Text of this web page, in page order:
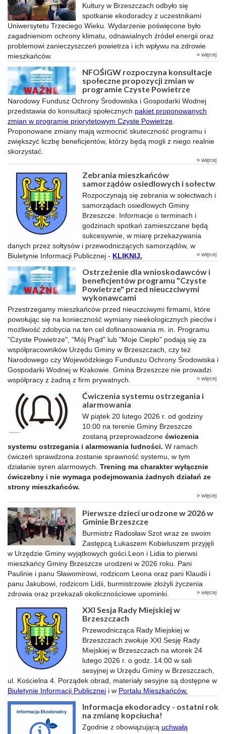
Kultury w Brzeszczach odbyło się
spotkanie ekodoradcy z uczestnikami
Uniwersytetu Trzeciego Wieku. Wydarzenie poświęcone było
zagadnieniom ochrony klimatu, odnawialnych źródeł energii oraz
problemowi zanieczyszczeń powietrza i ich wpływu na zdrowie
mieszkańców.
» więcej
NFOŚiGW rozpoczyna konsultacje
społeczne propozycji zmian w
programie Czyste Powietrze
Narodowy Fundusz Ochrony Środowiska i Gospodarki Wodnej
przedstawia do konsultacji społecznych pakiet proponowanych
zmian w programie priorytetowym Czyste Powietrze
Proponowane zmiany mają wzmocnić skuteczność programu i
zwiększyć liczbę beneficjentów, którzy będą mogli z niego realnie
skorzystać.
» więcej
Zebrania mieszkańców
samorządów osiedlowych i sołectw
Rozpoczynają się zebrania w sołectwach i
samorządach osiedlowych Gminy
Brzeszcze. Informacje o terminach i
godzinach spotkań zamieszczane będą
sukcesywnie, w miarę przekazywania
danych przez sołtysów i przewodniczących samorządów, w
Biuletynie Informacji Publicznej - KLIKNIJ. » więcej
Ostrzeżenie dla wnioskodawców i
beneficjentów programu "Czyste
Powietrze" przed nieuczciwymi
wykonawcami
Przestrzegamy mieszkańców przed nieuczciwymi firmami, które
powołując się na konieczność wymiany nieekologicznych pieców i
możliwość zdobycia na ten cel dofinansowania m. in. Programu
"Czyste Powietrze", "Mój Prąd" lub "Moje Ciepło" podają się za
współpracowników Urzędu Gminy w Brzeszczach, czy też
Narodowego czy Wojewódzkiego Funduszu Ochrony Środowiska i
Gospodarki Wodnej w Krakowie. Gmina Brzeszcze nie prowadzi
współpracy z żadną z firm prywatnych.
» więcej
Ćwiczenia systemu ostrzegania i
alarmowania
W piątek 20 lutego 2026 r. od godziny
10:00 na terenie Gminy Brzeszcze
zostaną przeprowadzone ćwiczenia
systemu ostrzegania i alarmowania ludności. W ramach
ćwiczeń sprawdzona zostanie sprawność systemu, w tym
działanie syren alarmowych. Trening ma charakter wyłącznie
ćwiczebny i nie wymaga podejmowania żadnych działań ze
strony mieszkańców.
» więcej
Pierwsze dzieci urodzone w 2026 w
Gminie Brzeszcze
Burmistrz Radosław Szot wraz ze swoim
Zastępcą Łukaszem Kobieluszem przyjęli
w Urzędzie Gminy wyjątkowych gości.Leon i Lidia to pierwsi
mieszkańcy Gminy Brzeszcze urodzeni w 2026 roku. Pani
Paulinie i panu Sławomirowi, rodzicom Leona oraz pani Klaudii i
panu Jakubowi, rodzicom Lidii, burmistrzowie złożyli życzenia
zdrowia oraz przekazali okolicznościowe upominki.
» więcej
XXI Sesja Rady Miejskiej w
Brzeszczach
Przewodnicząca Rady Miejskiej w
Brzeszczach zwołuje XXI Sesję Rady
Miejskiej w Brzeszczach na wtorek 24
lutego 2026 r. o godz. 14:00 w sali
sesyjnej w Urzędu Gminy w Brzeszczach,
ul. Kościelna 4. Porządek obrad, materiały sesyjne są dostępne w
Biuletynie Informacji Publicznej i w Portalu Mieszkańców.
Informacja ekodoradcy - ostatni rok
na zmianę kopciucha!
Zgodnie z obowiązującą uchwałą